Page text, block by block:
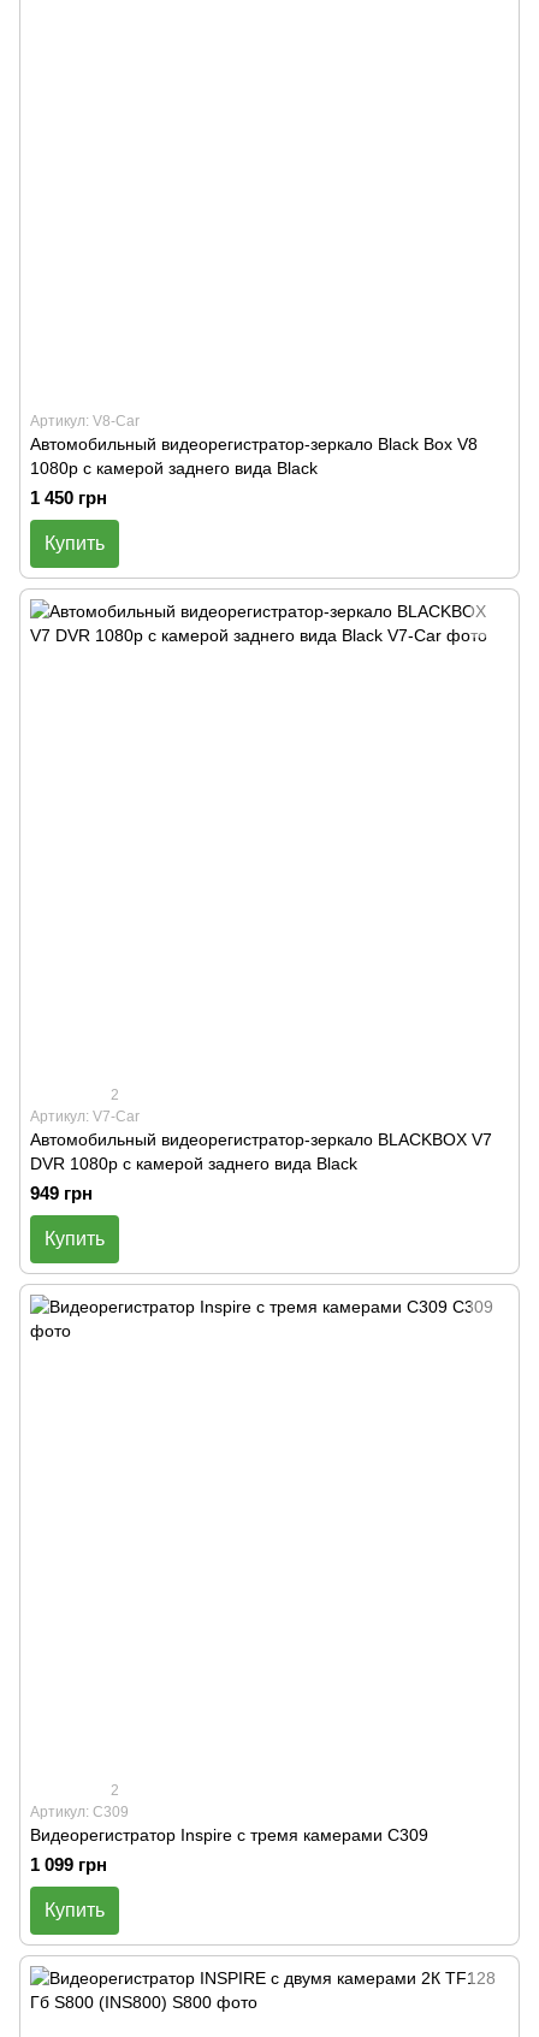
Артикул: V8-Car
Автомобильный видеорегистратор-зеркало Black Box V8
1080p с камерой заднего вида Black
1 450 грн
Купить
2
Артикул: V7-Car
Автомобильный видеорегистратор-зеркало BLACKBOX V7
DVR 1080p с камерой заднего вида Black
949 грн
Купить
2
Артикул: С309
Видеорегистратор Inspire с тремя камерами С309
1 099 грн
Купить